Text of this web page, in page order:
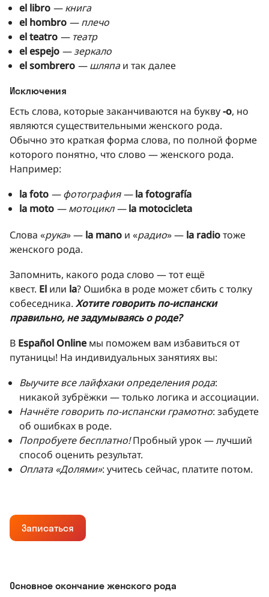
el libro — книга
el hombro — плечо
el teatro — театр
el espejo — зеркало
el sombrero — шляпаи так далее
Исключения
Есть слова, которые заканчиваются на букву-о, но
являются существительными женского рода.
Обычно это краткая форма слова, по полной форме
которого понятно, что слово — женского рода.
Например:
la foto — фотография —la fotografía
la moto — мотоцикл —la motocicleta
Слова «рука» — la mano и «радио» — la radioтоже
женского рода.
Запомнить, какого рода слово — тот ещё
квест. El или la? Ошибка в роде может сбить с толку
собеседника. Хотите говорить по-испански
правильно, не задумываясь о роде?
В Español Online мы поможем вам избавиться от
путаницы! На индивидуальных занятиях вы:
Выучите все лайфхаки определения рода:
никакой зубрёжки — только логика и ассоциации.
Начнёте говорить по-испански грамотно: забудете
об ошибках в роде.
Попробуете бесплатно!Пробный урок — лучший
способ оценить результат.
Оплата «Долями»: учитесь сейчас, платите потом.
Записаться
Основное окончание женского рода